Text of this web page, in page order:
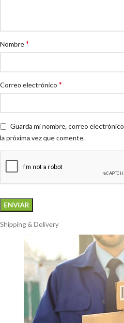
Nombre*
Correo electrónico *
Guarda mi nombre, correo
la próxima vez que comente.
Shipping & Delivery